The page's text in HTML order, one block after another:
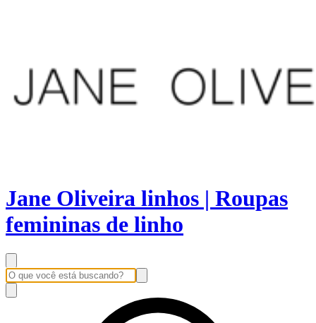
Jane Oliveira linhos | Roupas
femininas de linho